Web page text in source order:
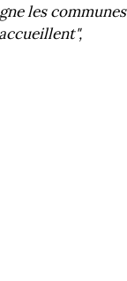
les communes